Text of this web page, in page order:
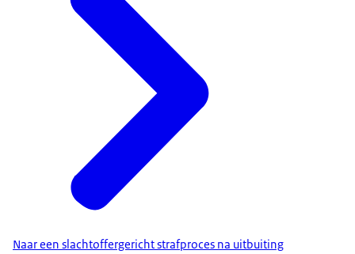
Naar een slachtoffergericht strafproces na uitbuiting